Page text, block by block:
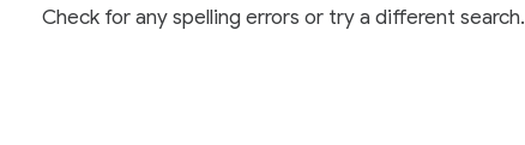
Check for any spelling errors or try a different search.